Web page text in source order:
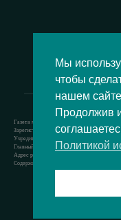
Газета муниципального округа Восточное
Зарегистрировано Роскомнадзором
Учредитель — аппарат Совета депутатов
Главный редактор — Кочерёжкин Н.А.
Адрес редакции: 105077, г. Москва,
Содержит материал возрастной категории
Все
Мы
чтобы
нашем
Продолжив
Политикой